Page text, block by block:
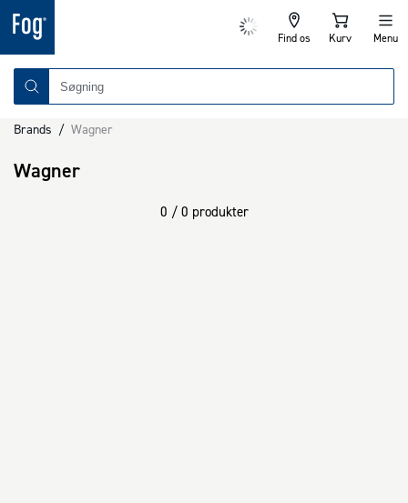
Find os Kurv Menu
Brands / Wagner
Wagner
0 / 0 produkter